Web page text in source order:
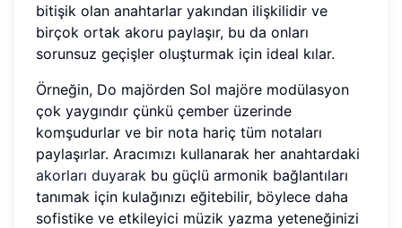
bitişik olan anahtarlar yakından ilişkilidir ve
birçok ortak akoru paylaşır, bu da onları
sorunsuz geçişler oluşturmak için ideal kılar.
Örneğin, Do majörden Sol majöre modülasyon
çok yaygındır çünkü çember üzerinde
komşudurlar ve bir nota hariç tüm notaları
paylaşırlar. Aracımızı kullanarak her anahtardaki
akorları duyarak bu güçlü armonik bağlantıları
tanımak için kulağınızı eğitebilir, böylece daha
sofistike ve etkileyici müzik yazma yeteneğinizi